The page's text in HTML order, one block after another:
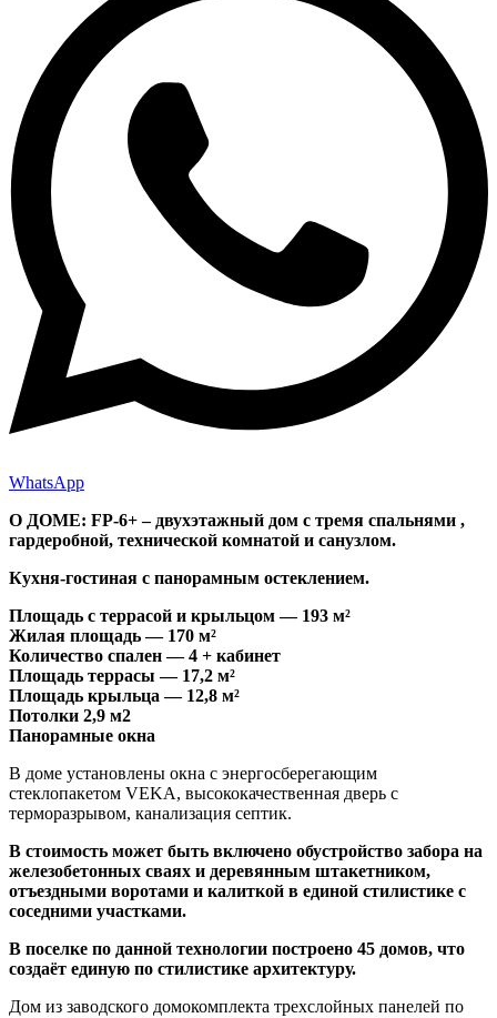
WhatsApp
О ДОМЕ: FP-6+ – двухэтажный дом с тремя спальнями ,
гардеробной, технической комнатой и санузлом.
Кухня-гостиная с панорамным остеклением.
‌Площадь с террасой и крыльцом — 193 м²
Жилая площадь — 170 м²
Количество спален — 4 + кабинет
Площадь террасы — 17,2 м²
‌Площадь крыльца — 12,8 м²
Потолки 2,9 м2
Панорамные окна
В доме установлены окна с энергосберегающим
стеклопакетом VEKA, высококачественная дверь с
терморазрывом, канализация септик.
В стоимость может быть включено обустройство забора на
железобетонных сваях и деревянным штакетником,
отъездными воротами и калиткой в единой стилистике с
соседними участками.
В поселке по данной технологии построено 45 домов, что
создаёт единую по стилистике архитектуру.
Дом из заводского домокомплекта трехслойных панелей по